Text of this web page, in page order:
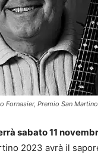
Fornasier, Premio San
sabato 11
2023 avrà il